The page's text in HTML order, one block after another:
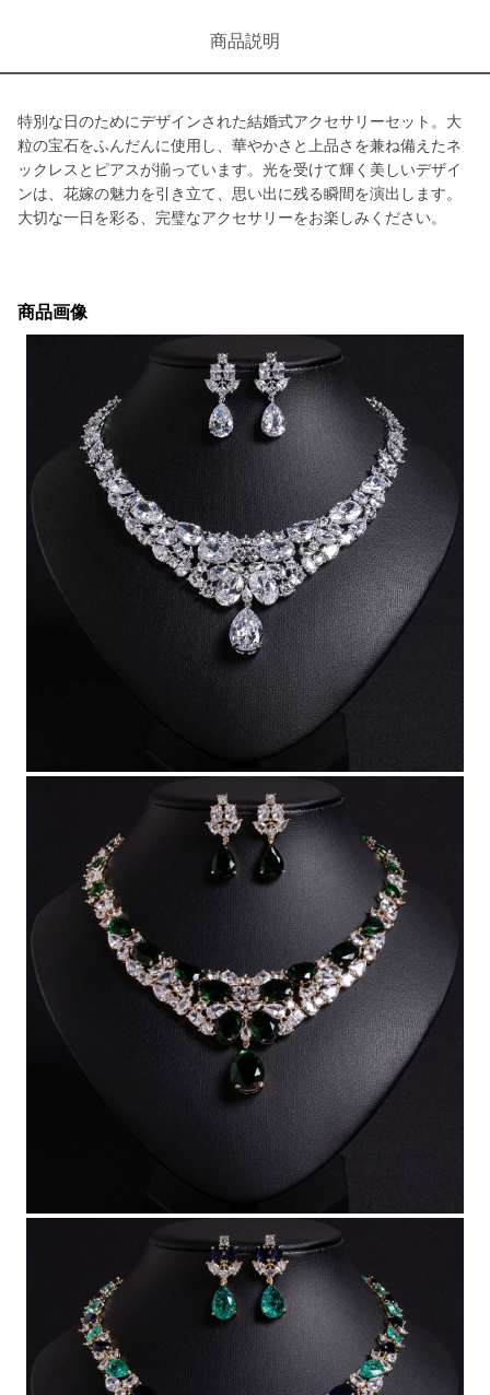
商品説明
特別な日のためにデザインされた結婚式アクセサリーセット。大
粒の宝石をふんだんに使用し、華やかさと上品さを兼ね備えたネ
ックレスとピアスが揃っています。光を受けて輝く美しいデザイ
ンは、花嫁の魅力を引き立て、思い出に残る瞬間を演出します。
大切な一日を彩る、完璧なアクセサリーをお楽しみください。
商品画像